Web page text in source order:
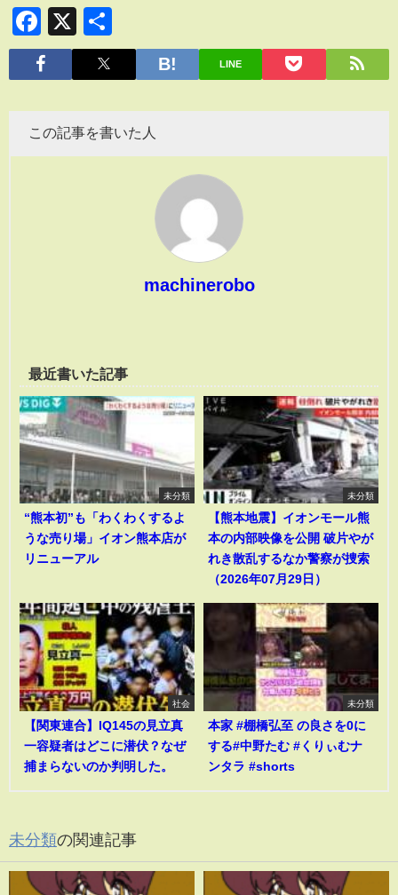
Facebook
X
有
LINE
この記事を書いた人
machinerobo
最近書いた記事
未分類
“熊本初”も「わくわくするよ
うな売り場」イオン熊本店が
リニューアル
未分類
【熊本地震】イオンモール熊
本の内部映像を公開 破片やが
れき散乱するなか警察が捜索
（2026年07月29日）
社会
【関東連合】IQ145の見立真
一容疑者はどこに潜伏？なぜ
捕まらないのか判明した。
未分類
本家 #棚橋弘至 の良さを0に
する#中野たむ #くりぃむナ
ンタラ #shorts
未分類の関連記事